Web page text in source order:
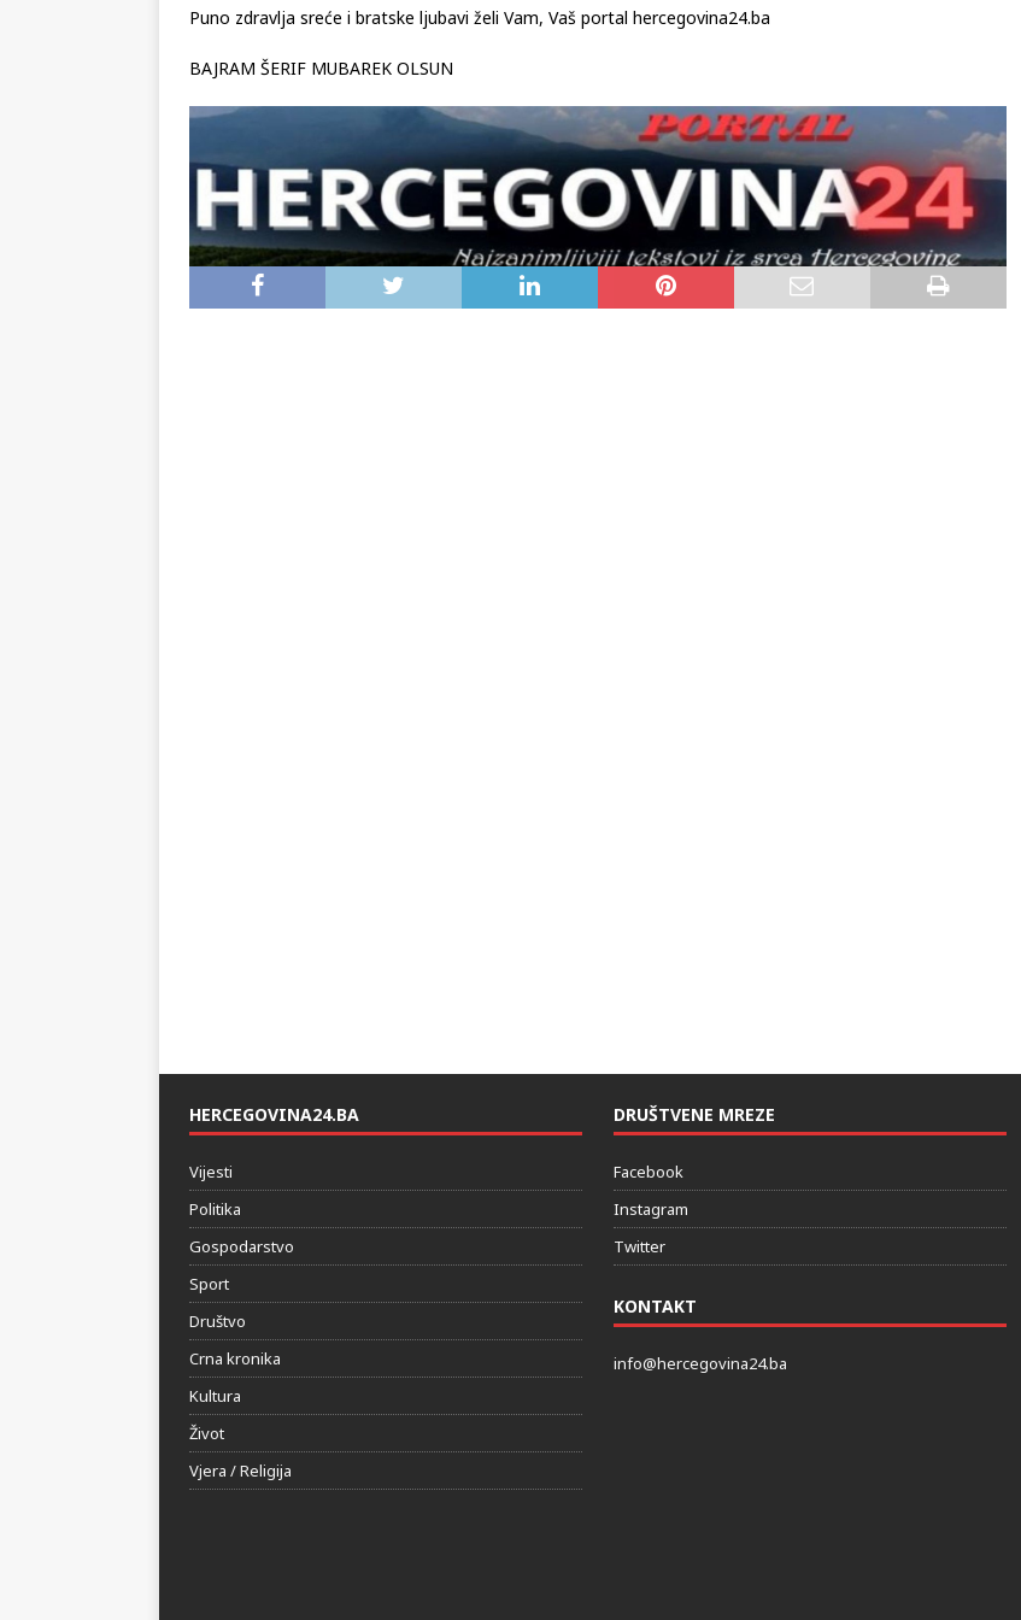
Puno zdravlja sreće i bratske ljubavi želi Vam, Vaš portal hercegovina24.ba
BAJRAM ŠERIF MUBAREK OLSUN
HERCEGOVINA24.BA
Vijesti
Politika
Gospodarstvo
Sport
Društvo
Crna kronika
Kultura
Život
Vjera / Religija
DRUŠTVENE MREZE
Facebook
Instagram
Twitter
KONTAKT
info@hercegovina24.ba